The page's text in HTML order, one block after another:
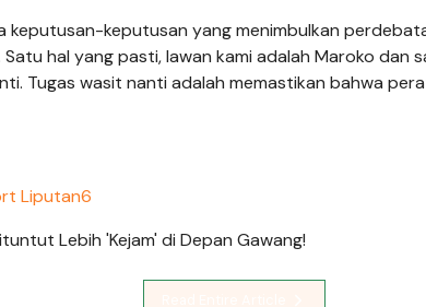
keputusan-keputusan yang menimbulkan
hal yang pasti, lawan kami adalah Maroko dan
Tugas wasit nanti adalah memastikan bahwa
Liputan6
Lebih 'Kejam' di Depan Gawang!